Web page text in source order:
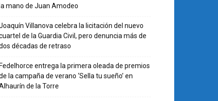
mano de Juan Amodeo
Villanova celebra la licitación del nuevo
de la Guardia Civil, pero denuncia más de
décadas de retraso
entrega la primera oleada de premios
la campaña de verano ‘Sella tu sueño’ en
de la Torre